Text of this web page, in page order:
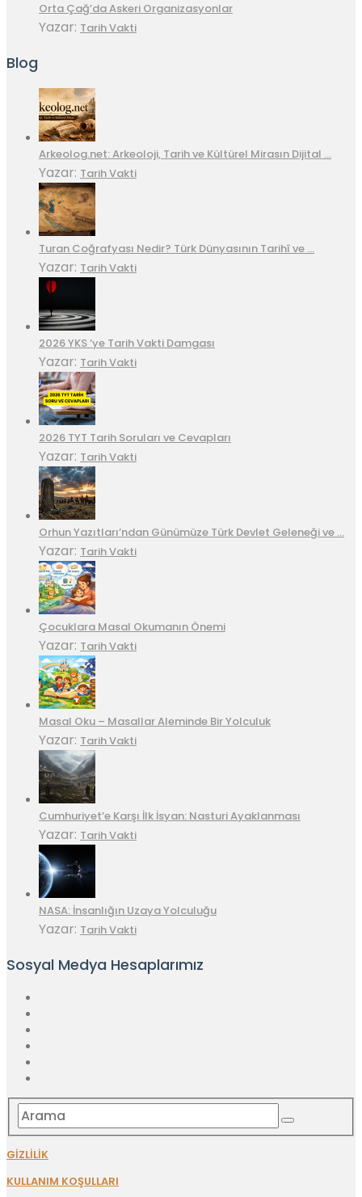
Orta Çağ’da Askeri Organizasyonlar
Yazar: Tarih Vakti
Blog
Arkeolog.net: Arkeoloji, Tarih ve Kültürel Mirasın Dijital …
Yazar: Tarih Vakti
Turan Coğrafyası Nedir? Türk Dünyasının Tarihî ve …
Yazar: Tarih Vakti
2026 YKS ’ye Tarih Vakti Damgası
Yazar: Tarih Vakti
2026 TYT Tarih Soruları ve Cevapları
Yazar: Tarih Vakti
Orhun Yazıtları’ndan Günümüze Türk Devlet Geleneği ve …
Yazar: Tarih Vakti
Çocuklara Masal Okumanın Önemi
Yazar: Tarih Vakti
Masal Oku – Masallar Aleminde Bir Yolculuk
Yazar: Tarih Vakti
Cumhuriyet’e Karşı İlk İsyan: Nasturi Ayaklanması
Yazar: Tarih Vakti
NASA: İnsanlığın Uzaya Yolculuğu
Yazar: Tarih Vakti
Sosyal Medya Hesaplarımız
GİZLİLİK
KULLANIM KOŞULLARI